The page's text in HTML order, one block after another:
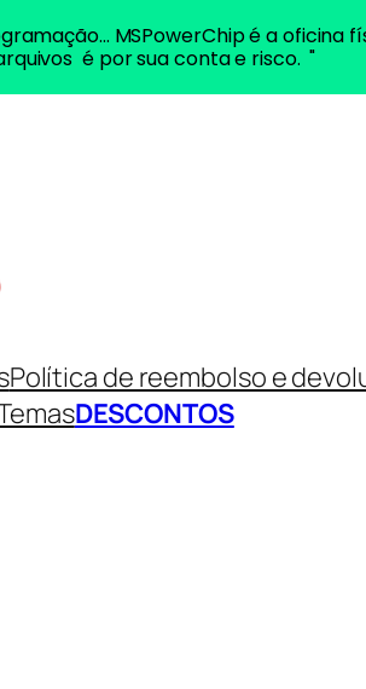
Política de reembolso e
DESCONTOS
MSPowerChip é a oficina
é por sua conta e risco. "